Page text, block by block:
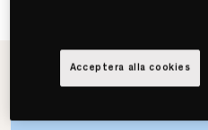
Acceptera alla cookies